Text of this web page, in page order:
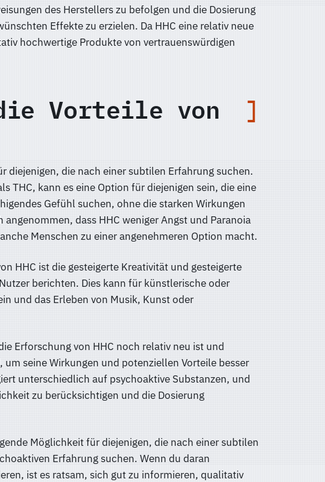
des Herstellers zu befolgen und die Dosierung
Effekte zu erzielen. Da HHC eine relativ neue
hochwertige Produkte von vertrauenswürdigen
Vorteile von
diejenigen, die nach einer subtilen Erfahrung suchen.
THC, kann es eine Option für diejenigen sein, die eine
Gefühl suchen, ohne die starken Wirkungen
angenommen, dass HHC weniger Angst und Paranoia
Menschen zu einer angenehmeren Option macht.
HHC ist die gesteigerte Kreativität und gesteigerte
berichten. Dies kann für künstlerische oder
und das Erleben von Musik, Kunst oder
Erforschung von HHC noch relativ neu ist und
seine Wirkungen und potenziellen Vorteile besser
unterschiedlich auf psychoaktive Substanzen, und
zu berücksichtigen und die Dosierung
Möglichkeit für diejenigen, die nach einer subtilen
Erfahrung suchen. Wenn du daran
ist es ratsam, sich gut zu informieren, qualitativ